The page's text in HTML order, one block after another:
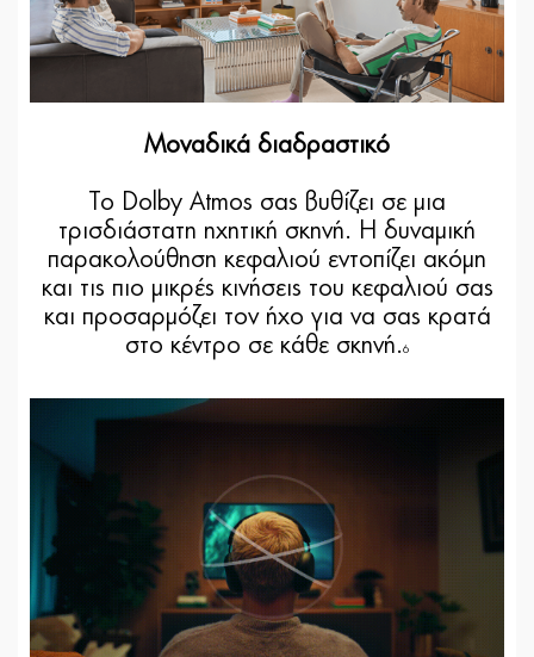
Μοναδικά διαδραστικό
Το Dolby Atmos σας βυθίζει σε μια
τρισδιάστατη ηχητική σκηνή. Η δυναμική
παρακολούθηση κεφαλιού εντοπίζει ακόμη
και τις πιο μικρές κινήσεις του κεφαλιού σας
και προσαρμόζει τον ήχο για να σας κρατά
στο κέντρο σε κάθε σκηνή. 6